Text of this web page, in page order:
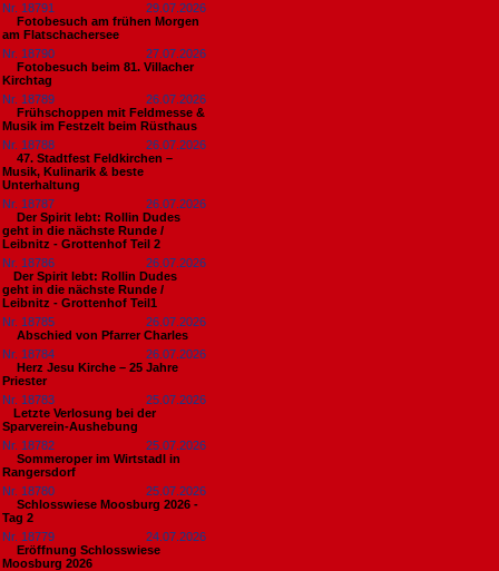
Nr. 18791
29.07.2026
Fotobesuch am frühen Morgen
am Flatschachersee
Nr. 18790
27.07.2026
Fotobesuch beim 81. Villacher
Kirchtag
Nr. 18789
26.07.2026
Frühschoppen mit Feldmesse &
Musik im Festzelt beim Rüsthaus
Nr. 18788
26.07.2026
47. Stadtfest Feldkirchen –
Musik, Kulinarik & beste
Unterhaltung
Nr. 18787
26.07.2026
Der Spirit lebt: Rollin Dudes
geht in die nächste Runde /
Leibnitz - Grottenhof Teil 2
Nr. 18786
26.07.2026
​Der Spirit lebt: Rollin Dudes
geht in die nächste Runde /
Leibnitz - Grottenhof Teil1
Nr. 18785
26.07.2026
Abschied von Pfarrer Charles
Nr. 18784
26.07.2026
Herz Jesu Kirche – 25 Jahre
Priester
Nr. 18783
25.07.2026
​Letzte Verlosung bei der
Sparverein-Aushebung
Nr. 18782
25.07.2026
Sommeroper im Wirtstadl in
Rangersdorf
Nr. 18780
25.07.2026
Schlosswiese Moosburg 2026 -
Tag 2
Nr. 18779
24.07.2026
Eröffnung Schlosswiese
Moosburg 2026